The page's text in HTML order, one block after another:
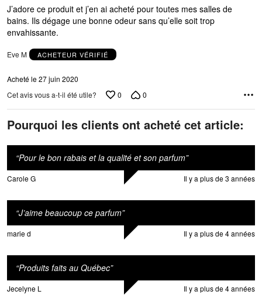
J’adore ce produit et j’en ai acheté pour toutes mes salles de
bains. Ils dégage une bonne odeur sans qu’elle soit trop
envahissante.
Eve M ACHETEUR VÉRIFIÉ
Acheté le 27 juin 2020
Cet avis vous a-t-il été utile?
0 0
Pourquoi les clients ont acheté cet article:
“Pour le bon rabais et la qualité et son parfum”
Carole G Il y a plus de 3 années
“J’aime beaucoup ce parfum”
marie d Il y a plus de 4 années
“Produits faits au Québec”
Jecelyne L Il y a plus de 4 années